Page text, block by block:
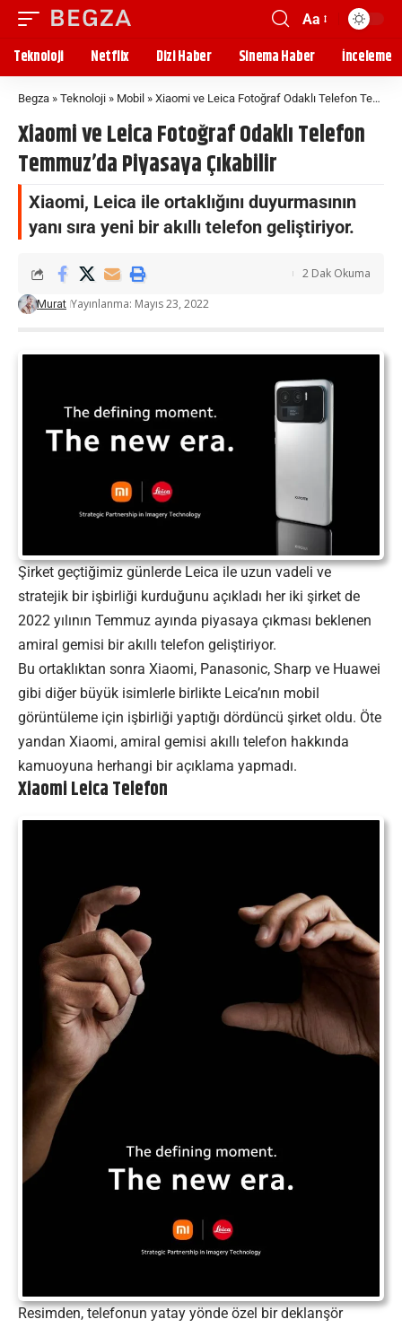
Aa
Teknoloji Netflix Dizi Haber Sinema Haber İnceleme
Begza » Teknoloji » Mobil » Xiaomi ve Leica Fotoğraf Odaklı Telefon Temmuz’da Piyasaya Çıkabilir
Xiaomi ve Leica Fotoğraf Odaklı Telefon
Temmuz’da Piyasaya Çıkabilir
Xiaomi, Leica ile ortaklığını duyurmasının
yanı sıra yeni bir akıllı telefon geliştiriyor.
Murat Yayınlanma: Mayıs 23, 2022
2 Dak Okuma
Şirket geçtiğimiz günlerde Leica ile uzun vadeli ve
stratejik bir işbirliği kurduğunu açıkladı her iki şirket de
2022 yılının Temmuz ayında piyasaya çıkması beklenen
amiral gemisi bir akıllı telefon geliştiriyor.
Bu ortaklıktan sonra Xiaomi, Panasonic, Sharp ve Huawei
gibi diğer büyük isimlerle birlikte Leica’nın mobil
görüntüleme için işbirliği yaptığı dördüncü şirket oldu. Öte
yandan Xiaomi, amiral gemisi akıllı telefon hakkında
kamuoyuna herhangi bir açıklama yapmadı.
Xiaomi Leica Telefon
Resimden, telefonun yatay yönde özel bir deklanşör